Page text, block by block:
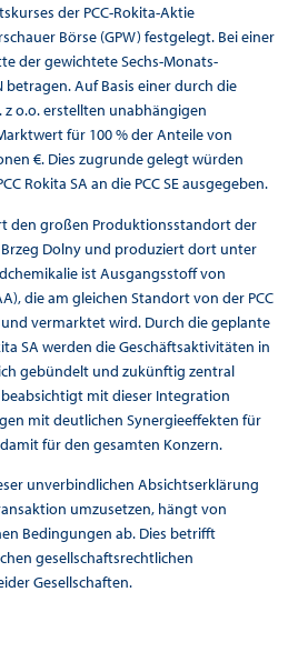
der PCC-Rokita-Aktie
Börse (GPW) festgelegt. Bei einer
der gewichtete Sechs-Monats-
betragen. Auf Basis einer durch die
z o.o. erstellten unabhängigen
für 100 % der Anteile von
€. Dies zugrunde gelegt würden
Rokita SA an die PCC SE ausgegeben.
den großen Produktionsstandort der
Brzeg Dolny und produziert dort unter
ist Ausgangsstoff von
die am gleichen Standort von der PCC
vermarktet wird. Durch die geplante
SA werden die Geschäftsaktivitäten in
gebündelt und zukünftig zentral
beabsichtigt mit dieser Integration
mit deutlichen Synergieeffekten für
für den gesamten Konzern.
unverbindlichen Absichtserklärung
umzusetzen, hängt von
Bedingungen ab. Dies betrifft
gesellschaftsrechtlichen
Gesellschaften.